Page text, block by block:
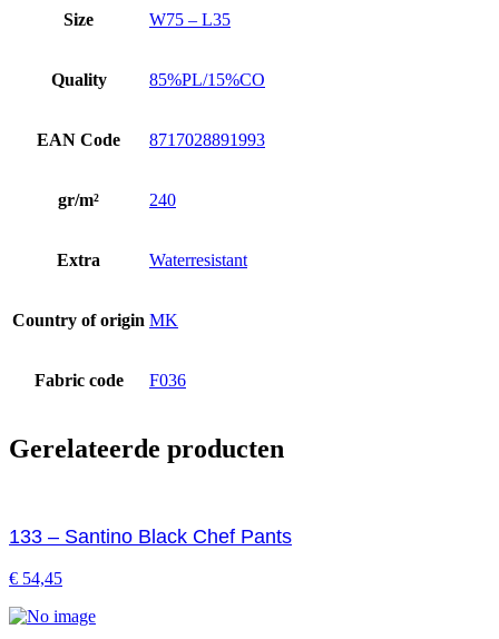
Size W75 – L35
Quality 85%PL/15%CO
EAN Code 8717028891993
gr/m² 240
Extra Waterresistant
Country of origin MK
Fabric code F036
Gerelateerde producten
133 – Santino Black Chef Pants
€ 54,45